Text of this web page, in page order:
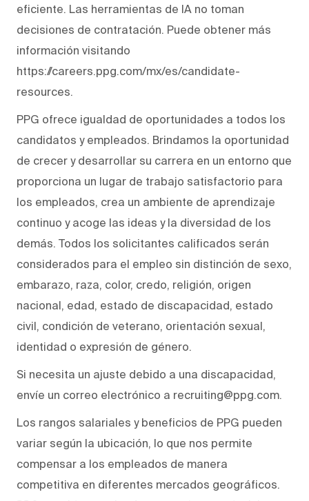
eficiente. Las herramientas de IA no toman
decisiones de contratación. Puede obtener más
información visitando
https://careers.ppg.com/mx/es/candidate-
resources.
PPG ofrece igualdad de oportunidades a todos los
candidatos y empleados. Brindamos la oportunidad
de crecer y desarrollar su carrera en un entorno que
proporciona un lugar de trabajo satisfactorio para
los empleados, crea un ambiente de aprendizaje
continuo y acoge las ideas y la diversidad de los
demás. Todos los solicitantes calificados serán
considerados para el empleo sin distinción de sexo,
embarazo, raza, color, credo, religión, origen
nacional, edad, estado de discapacidad, estado
civil, condición de veterano, orientación sexual,
identidad o expresión de género.
Si necesita un ajuste debido a una discapacidad,
envíe un correo electrónico a recruiting@ppg.com.
Los rangos salariales y beneficios de PPG pueden
variar según la ubicación, lo que nos permite
compensar a los empleados de manera
competitiva en diferentes mercados geográficos.